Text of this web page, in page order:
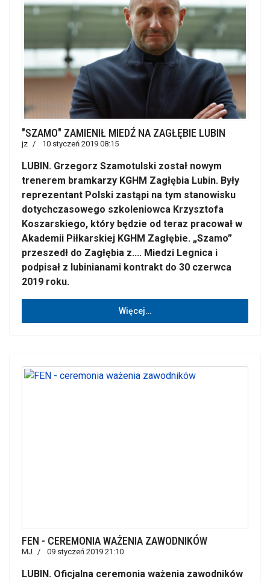
"SZAMO" ZAMIENIŁ MIEDŹ NA ZAGŁĘBIE LUBIN
jz 10 styczeń 2019 08:15
LUBIN. Grzegorz Szamotulski został nowym
trenerem bramkarzy KGHM Zagłębia Lubin. Były
reprezentant Polski zastąpi na tym stanowisku
dotychczasowego szkoleniowca Krzysztofa
Koszarskiego, który będzie od teraz pracował w
Akademii Piłkarskiej KGHM Zagłębie. „Szamo”
przeszedł do Zagłębia z.... Miedzi Legnica i
podpisał z lubinianami kontrakt do 30 czerwca
2019 roku.
Więcej…
FEN - CEREMONIA WAŻENIA ZAWODNIKÓW
MJ 09 styczeń 2019 21:10
LUBIN. Oficjalna ceremonia ważenia zawodników